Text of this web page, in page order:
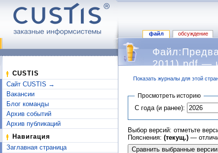
файл обсуждение
CUSTIS
Сайт CUSTIS →
Вакансии
Блог команды
Архив событий
Архив публикаций
Навигация
Заглавная страница
2011).pdf —
Показать журналы для этой
Просмотреть историю
С года (и ранее):
Выбор версий: отметьте
Пояснения: (текущ.) —